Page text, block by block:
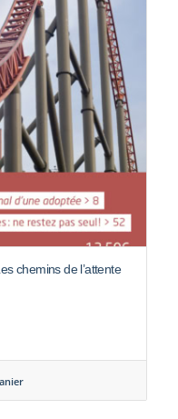
chemins de l’attente